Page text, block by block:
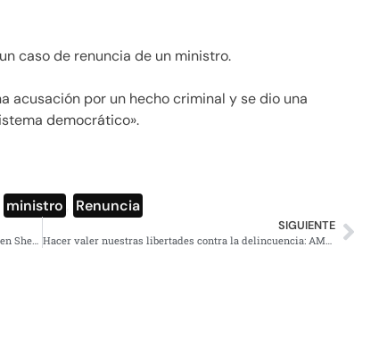
caso de renuncia de un ministro.
acusación por un hecho criminal y se dio una
democrático».
ministro Renuncia
SIGUIENTE
Hacer valer nuestras libertades contra la delincuencia: AMLO